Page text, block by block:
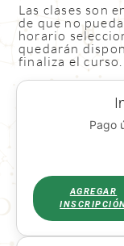
Las clases son
de que no
horario
quedarán
finaliza el curso.
Pago
AGREGAR